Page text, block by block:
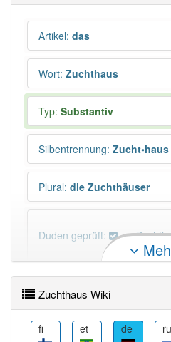
Artikel: das
Wort: Zuchthaus
Typ: Substantiv
Silbentrennung: Zucht•haus
Plural: die Zuchthäuser
Duden geprüft:
PowerIndex:9
Zuchthaus Wiki
fi et de ru